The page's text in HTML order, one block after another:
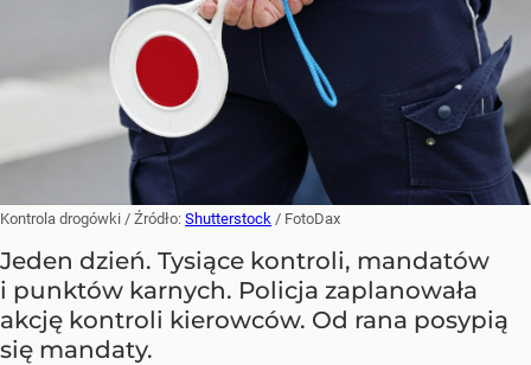
Kontrola drogówki / Źródło: Shutterstock / FotoDax
Jeden dzień. Tysiące kontroli, mandatów
i punktów karnych. Policja zaplanowała
akcję kontroli kierowców. Od rana posypią
się mandaty.